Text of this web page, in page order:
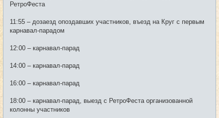
РетроФеста
11:55 – дозаезд опоздавших участников, въезд на Круг с первым
карнавал-парадом
12:00 – карнавал-парад
14:00 – карнавал-парад
16:00 – карнавал-парад
18:00 – карнавал-парад, выезд с РетроФеста организованной
колонны участников